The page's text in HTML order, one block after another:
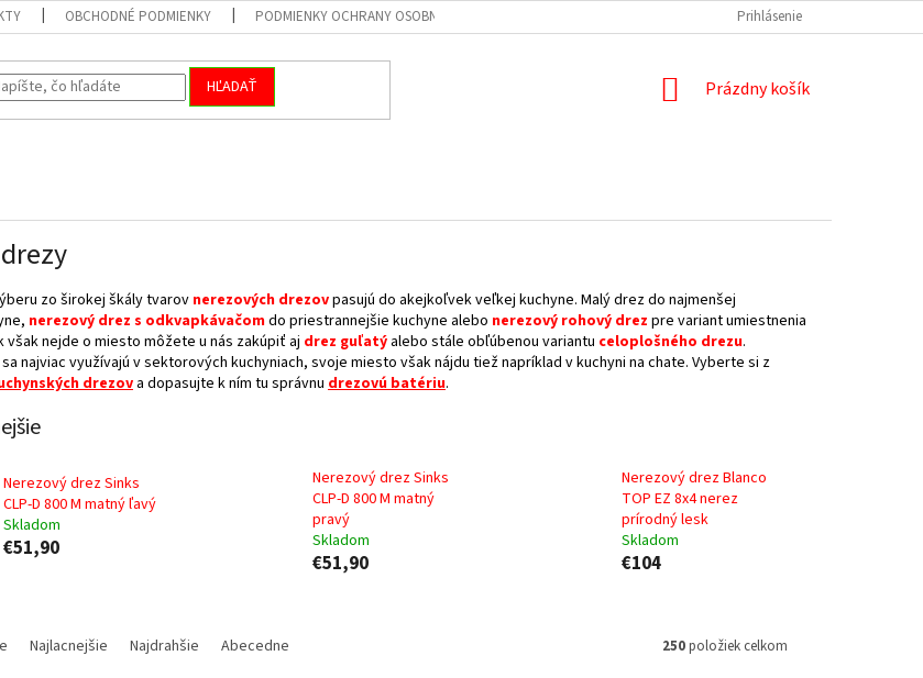
OBCHODNÉ PODMIENKY PODMIENKY OCHRANY OSOBNÝCH ÚDAJOV REKLAMÁCIA
Prihlásenie
HĽADAŤ
NÁKUPNÝ
Prázdny košík
zo širokej škály tvarov nerezových drezovpasujú do akejkoľvek veľkej kuchyne. Malý drez do najmenšej
nerezový drez s odkvapkávačomdo priestrannejšie kuchyne alebo nerezový rohový drez pre variant umiestnenia
však nejde o miesto môžete u nás zakúpiť aj drez guľatý alebo stále obľúbenou variantu celoplošného drezu.
najviac využívajú v sektorových kuchyniach, svoje miesto však nájdu tiež napríklad v kuchyni na chate. Vyberte si z
drezova dopasujte k ním tu správnu drezovú batériu.
Nerezový drez Sinks
CLP-D 800 M matný ľavý
Skladom
€51,90
Nerezový drez Sinks
CLP-D 800 M matný
pravý
Skladom
€51,90
Nerezový drez Blanco
TOP EZ 8x4 nerez
prírodný lesk
Skladom
€104
Najlacnejšie Najdrahšie Abecedne 250položiek celkom